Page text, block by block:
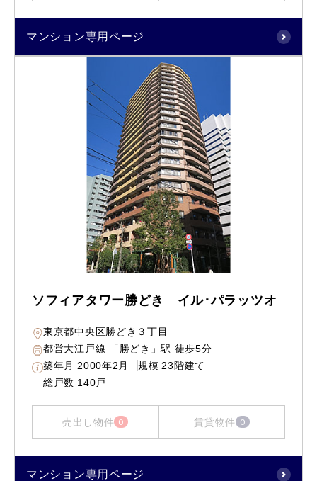
マンション専用ページ
ソフィアタワー勝どき イル･パラッツオ
東京都中央区勝どき３丁目
都営大江戸線 「勝どき」駅 徒歩5分
築年月 2000年2月 規模 23階建て
総戸数 140戸
売出し物件 0 賃貸物件 0
マンション専用ページ